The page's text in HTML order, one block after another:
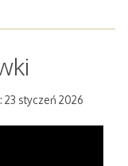
styczeń 2026